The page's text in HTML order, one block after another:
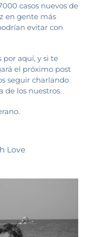
casos nuevos de
en gente más
evitar con
por aquí, y si te
el próximo post
seguir charlando
de los nuestros.
Love